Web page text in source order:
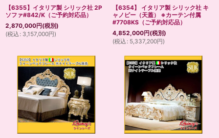
【6355】イタリア製 シリック社 2P
ソファ#842/K（ご予約対応品）
2,870,000円(税別)
(税込 : 3,157,000円)
【6354】 イタリア製 シリック社 キ
ャノピー（天蓋） ※カーテン付属
#7708KS（ご予約対応品）
4,852,000円(税別)
(税込 : 5,337,200円)